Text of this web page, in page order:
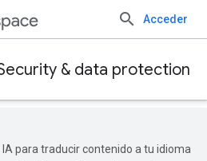
Acceder
& data protection
para traducir contenido a tu idioma